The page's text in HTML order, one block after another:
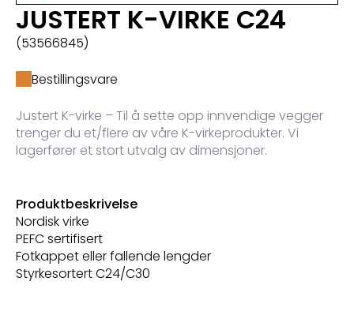
JUSTERT K-VIRKE C24
(53566845)
Bestillingsvare
Justert K-virke – Til å sette opp innvendige vegger
trenger du et/flere av våre K-virkeprodukter. Vi
lagerfører et stort utvalg av dimensjoner.
Produktbeskrivelse
Nordisk virke
PEFC sertifisert
Fotkappet eller fallende lengder
Styrkesortert C24/C30